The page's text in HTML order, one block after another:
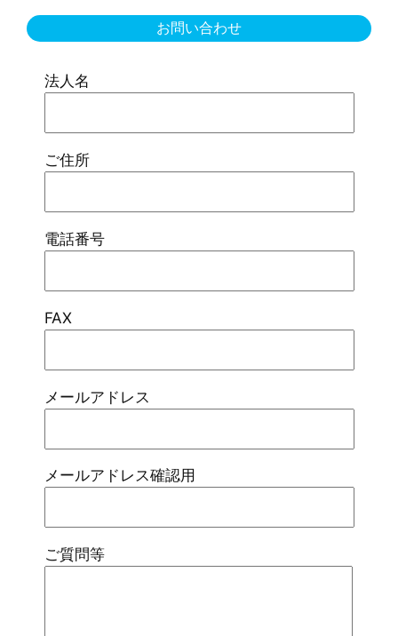
お問い合わせ
法人名
ご住所
電話番号
FAX
メールアドレス
メールアドレス確認用
ご質問等